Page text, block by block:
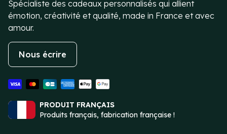
Spécialiste des cadeaux personnalisés qui allient
émotion, créativité et qualité, made in France et avec
amour.
Nous écrire
PRODUIT FRANÇAIS
Produits français, fabrication française !